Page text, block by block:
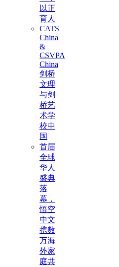
以正
育人
CATS
China
&
CSVPA
China
剑桥
文理
与剑
桥艺
术学
校中
国
首届
全球
华人
盛典
落
幕，
悟空
中文
携数
万海
外家
庭共